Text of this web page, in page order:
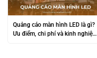
Quảng cáo màn hình LED là gì?
Ưu điểm, chi phí và kinh nghiệm